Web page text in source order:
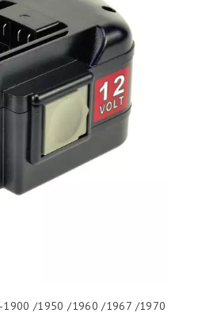
AL)
1900 /1950 /1960 /1967 /1970